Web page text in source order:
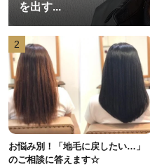
を出す...
2
お悩み別！「地毛に戻したい…」
のご相談に答えます☆